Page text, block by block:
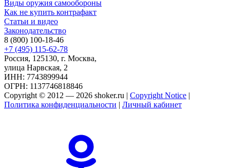
Виды оружия самообороны
Как не купить контрафакт
Статьи и видео
Законодательство
8 (800) 100-18-46
+7 (495) 115-62-78
Россия, 125130, г. Москва,
улица Нарвская, 2
ИНН: 7743899944
ОГРН: 1137746818846
Copyright © 2012 — 2026 shoker.ru | Copyright Notice |
Политика конфиденциальности | Личный кабинет